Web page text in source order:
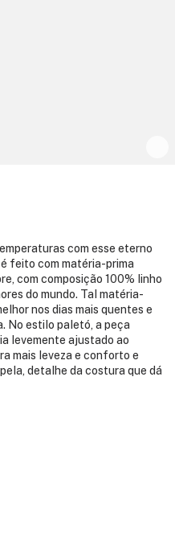
com esse eterno
feito com matéria-prima
com composição 100% linho
do mundo. Tal matéria-
nos dias mais quentes e
No estilo paletó, a peça
levemente ajustado ao
mais leveza e conforto e
detalhe da costura que dá